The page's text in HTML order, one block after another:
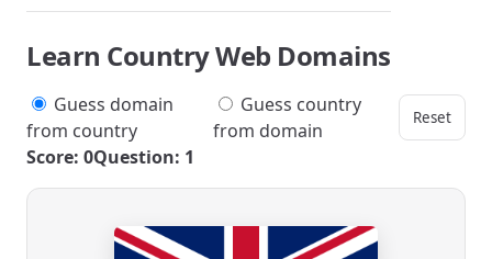
Learn Country Web Domains
Guess domain
from country
Guess country
from domain
Reset
Score: 0Question: 1